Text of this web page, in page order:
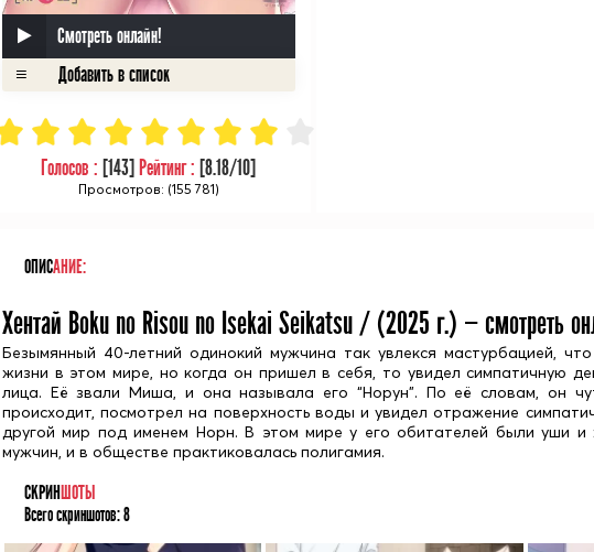
Смотреть онлайн!
Голосов : [143] Рейтинг : [8.18/10]
Просмотров: (155 781)
ОПИСАНИЕ:
Хентай Boku no Risou no Isekai Seikatsu / (2025 г.) — смотреть
Безымянный 40-летний одинокий мужчина так увлекся мастурбацией,
жизни в этом мире, но когда он пришел в себя, то увидел симпатичную
лица. Её звали Миша, и она называла его “Норун”. По её словам, он
происходит, посмотрел на поверхность воды и увидел отражение
другой мир под именем Норн. В этом мире у его обитателей были уши
мужчин, и в обществе практиковалась полигамия.
СКРИНШОТЫ
Всего скриншотов:8